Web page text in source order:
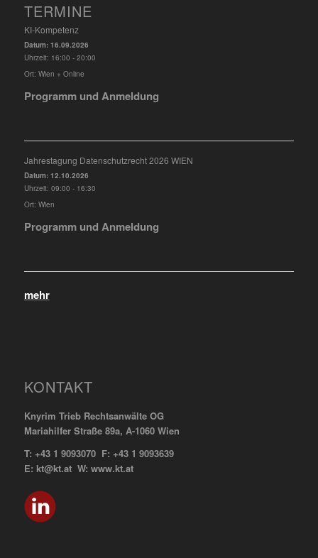
TERMINE
KI-Kompetenz
Datum: 16.09.2026
Uhrzeit: 16:00 - 20:00
Ort: Wien + Online
Programm und Anmeldung
Jahrestagung Datenschutzrecht 2026 WIEN
Datum: 12.10.2026
Uhrzeit: 09:00 - 16:30
Ort: Wien
Programm und Anmeldung
mehr
KONTAKT
Knyrim Trieb Rechtsanwälte OG
Mariahilfer Straße 89a, A-1060 Wien
T: +43 1 9093070 F: +43 1 9093639
E: kt@kt.at W: www.kt.at